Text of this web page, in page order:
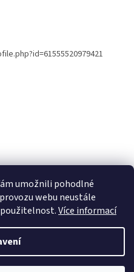
umožnili pohodlné
webu neustále
Více informací
Shoptet